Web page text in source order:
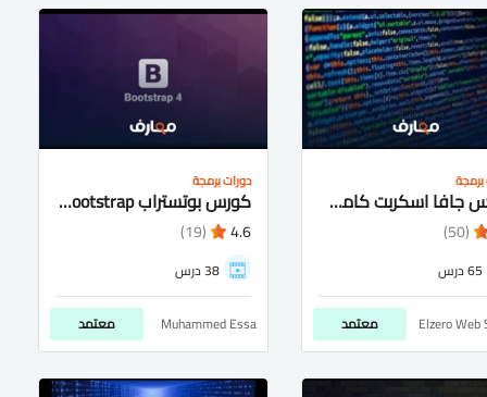
كورس جافا اسكربت كامل شرح عربى للمبتدئيين
(50)
65 درس
Elzero Web معتمد
دورات برمجة
كورس بوتستراب bootstrap شرح عربى كامل للمتبدئيين
4.6
(19)
38 درس
Muhammed Essa معتمد